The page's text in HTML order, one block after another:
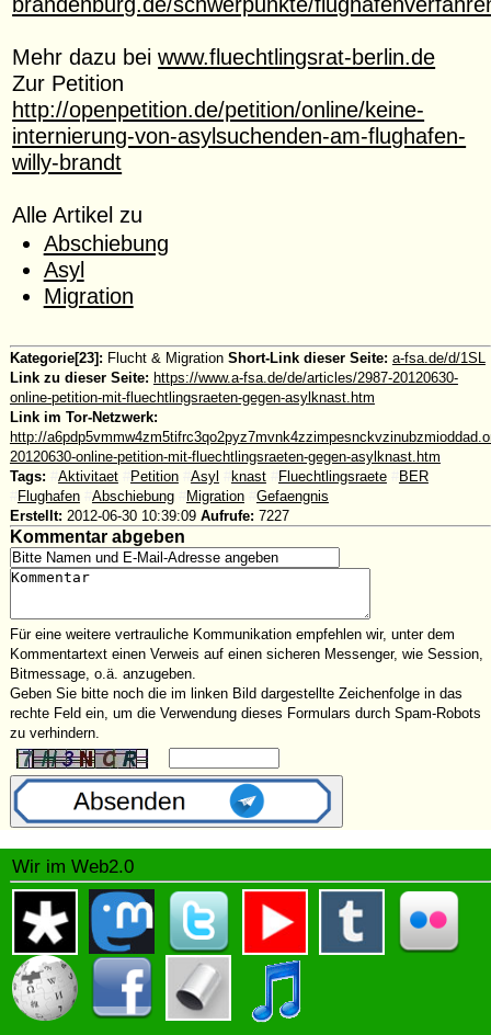
Mehr dazu beiwww.fluechtlingsrat-berlin.de
Zur Petition
http://openpetition.de/petition/online/keine-
internierung-von-asylsuchenden-am-flughafen-
willy-brandt
Alle Artikel zu
Abschiebung
Asyl
Migration
Kategorie[23]: Flucht & Migration Short-Link dieser Seite: a-fsa.de/d/1SL
Link zu dieser Seite: https://www.a-fsa.de/de/articles/2987-20120630-
online-petition-mit-fluechtlingsraeten-gegen-asylknast.htm
Link im Tor-Netzwerk:
http://
20120630-online-petition-mit-fluechtlingsraeten-gegen-asylknast.htm
Tags:
Aktivitaet Petition Asyl knast Fluechtlingsraete
BER
Flughafen Abschiebung Migration
Gefaengnis
Erstellt: 2012-06-30 10:39:09 Aufrufe: 7227
Kommentar abgeben
Für eine weitere vertrauliche Kommunikation empfehlen wir, unter dem
Kommentartext einen Verweis auf einen sicheren Messenger, wie Session,
Bitmessage, o.ä. anzugeben.
Geben Sie bitte noch die im linken Bild dargestellte Zeichenfolge in das
rechte Feld ein, um die Verwendung dieses Formulars durch Spam-Robots
zu verhindern.
Wir im Web2.0